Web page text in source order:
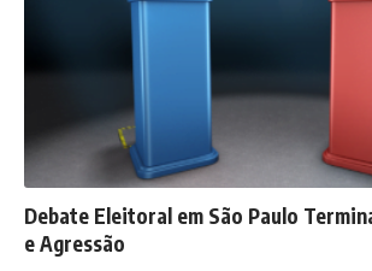
Debate Eleitoral em São Paulo
e Agressão